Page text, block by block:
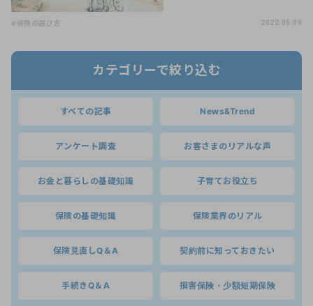
#保険の選び方 2022.05.09
カテゴリーで絞り込む
すべての記事 News&Trend
アンケート調査 お客さまのリアルな声
お金と暮らしの基礎知識 子育てお役立ち
保険の基礎知識 保険業界のリアル
保険見直しQ＆A 契約前に知っておきたい
手続きQ＆A 損害保険・少額短期保険